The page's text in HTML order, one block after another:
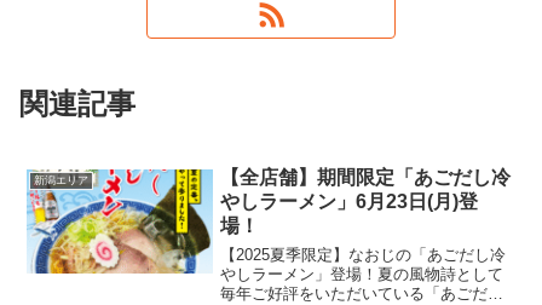
関連記事
新潟エリア
【全店舗】期間限定「あごだし冷
やしラーメン」6月23日(月)登
場！
【2025夏季限定】なおじの「あごだし冷
やしラーメン」登場！夏の風物詩として
毎年ご好評をいただいている「あごだし